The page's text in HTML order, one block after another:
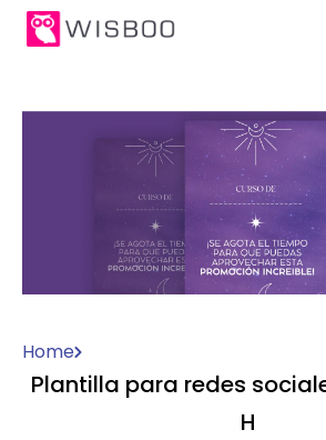
Home
Plantilla para redes
H